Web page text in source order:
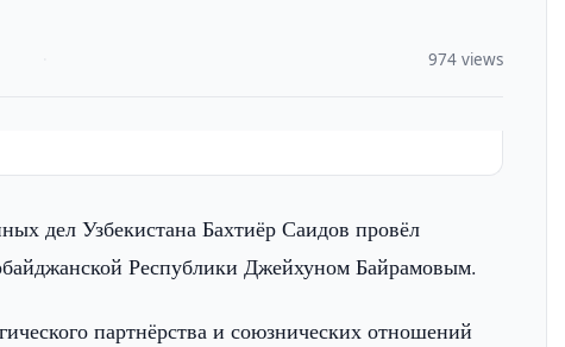
974 views
дел Узбекистана Бахтиёр Саидов провёл
Республики Джейхуном Байрамовым.
партнёрства и союзнических отношений